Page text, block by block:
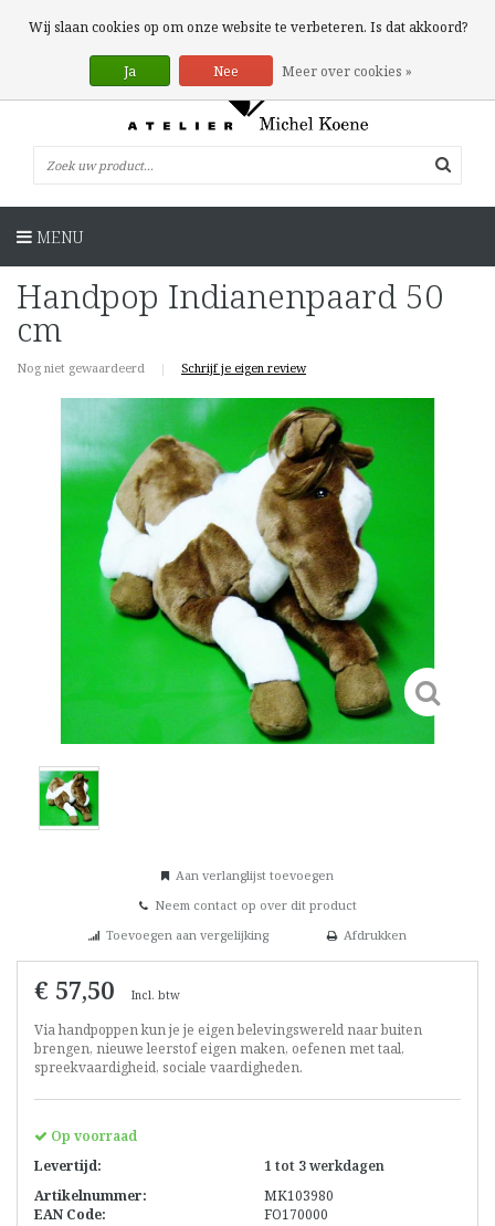
0 Artikelen
MENU
Handpop Indianenpaard 50
cm
Nog niet gewaardeerd | Schrijf je eigen review
Aan verlanglijst toevoegen
Neem contact op over dit product
Toevoegen aan vergelijking
Afdrukken
€ 57,50 Incl. btw
Via handpoppen kun je je eigen belevingswereld naar buiten
brengen, nieuwe leerstof eigen maken, oefenen met taal,
spreekvaardigheid, sociale vaardigheden.
Op voorraad
Levertijd:
1 tot 3 werkdagen
Artikelnummer:
MK103980
EAN Code:
FO170000
Wij slaan cookies op om onze website te verbeteren. Is dat akkoord?
Ja Nee Meer over cookies »